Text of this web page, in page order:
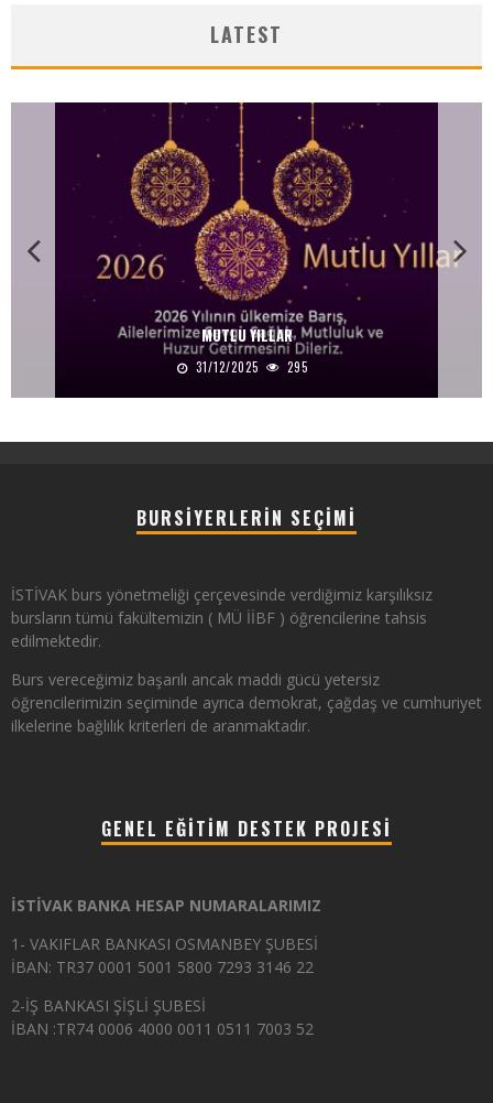
LATEST
MUTLU YILLAR
31/12/2025 295
BURSIYERLERIN SEÇIMI
İSTİVAK burs yönetmeliği çerçevesinde verdiğimiz karşılıksız
bursların tümü fakültemizin ( MÜ İİBF ) öğrencilerine tahsis
edilmektedir.
Burs vereceğimiz başarılı ancak maddi gücü yetersiz
öğrencilerimizin seçiminde ayrıca demokrat, çağdaş ve cumhuriyet
ilkelerine bağlılık kriterleri de aranmaktadır.
GENEL EĞITIM DESTEK PROJESI
İSTİVAK BANKA HESAP NUMARALARIMIZ
1- VAKIFLAR BANKASI OSMANBEY ŞUBESİ
İBAN: TR37 0001 5001 5800 7293 3146 22
2-İŞ BANKASI ŞİŞLİ ŞUBESİ
İBAN :TR74 0006 4000 0011 0511 7003 52